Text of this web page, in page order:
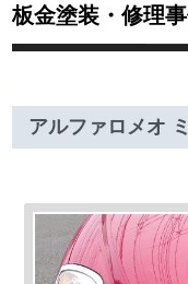
板金塗装・修理
アルファロメオ